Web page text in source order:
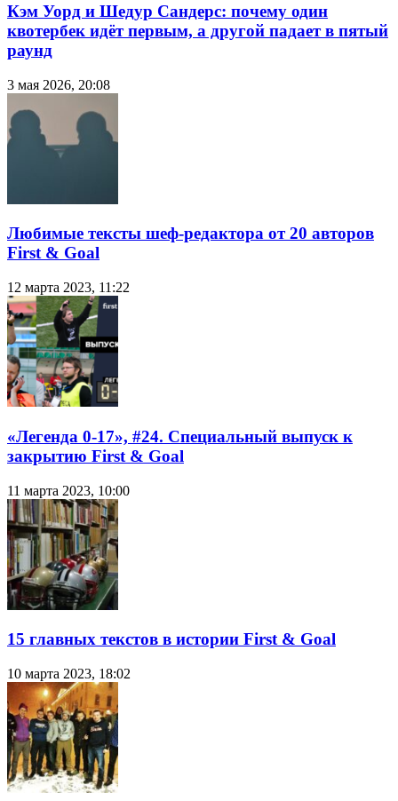
Кэм Уорд и Шедур Сандерс: почему один
квотербек идёт первым, а другой падает в пятый
раунд
3 мая 2026, 20:08
Любимые тексты шеф-редактора от 20 авторов
First & Goal
12 марта 2023, 11:22
«Легенда 0-17», #24. Специальный выпуск к
закрытию First & Goal
11 марта 2023, 10:00
15 главных текстов в истории First & Goal
10 марта 2023, 18:02